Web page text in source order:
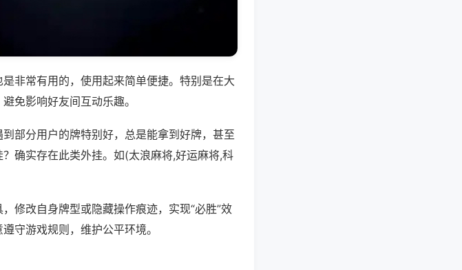
非常有用的，使用起来简单便捷。特别是在大
免影响好友间互动乐趣。
部分用户的牌特别好，总是能拿到好牌，甚至
确实存在此类外挂。如(太浪麻将,好运麻将,科
修改自身牌型或隐藏操作痕迹，实现“必胜”效
守游戏规则，维护公平环境。